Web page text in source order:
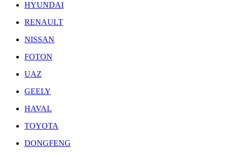
HYUNDAI
RENAULT
NISSAN
FOTON
UAZ
GEELY
HAVAL
TOYOTA
DONGFENG